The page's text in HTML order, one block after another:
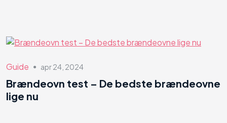
Guide ● apr 24, 2024
Brændeovn test – De bedste brændeovne
lige nu